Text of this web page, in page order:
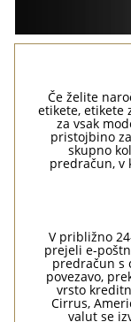
Če želite
etikete, etikete
za vsak
pristojbino
skupno
predračun, v
V približno
prejeli e-
predračun s
povezavo,
vrsto
Cirrus,
valut se